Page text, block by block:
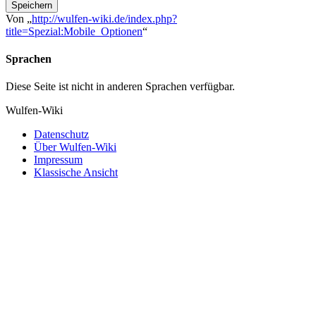
Speichern
Von „http://wulfen-wiki.de/index.php?
title=Spezial:Mobile_Optionen“
Sprachen
Diese Seite ist nicht in anderen Sprachen verfügbar.
Wulfen-Wiki
Datenschutz
Über Wulfen-Wiki
Impressum
Klassische Ansicht